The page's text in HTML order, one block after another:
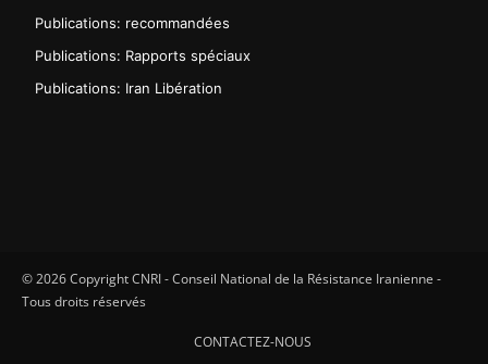
Publications: recommandées
Publications: Rapports spéciaux
Publications: Iran Libération
© 2026 Copyright CNRI - Conseil National de la Résistance Iranienne -
Tous droits réservés
CONTACTEZ-NOUS